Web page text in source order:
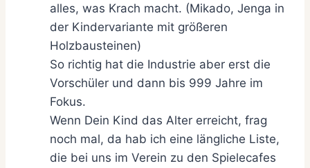
alles, was Krach macht. (Mikado, Jenga in
der Kindervariante mit größeren
Holzbausteinen)
So richtig hat die Industrie aber erst die
Vorschüler und dann bis 999 Jahre im
Fokus.
Wenn Dein Kind das Alter erreicht, frag
noch mal, da hab ich eine längliche Liste,
die bei uns im Verein zu den Spielecafes